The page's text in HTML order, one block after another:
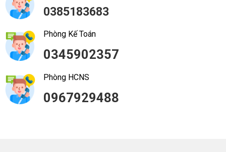
0385183683
Phòng Kế Toán
0345902357
Phòng HCNS
0967929488